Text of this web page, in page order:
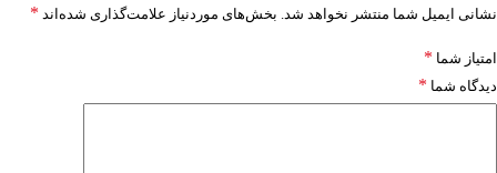
نشانی ایمیل شما منتشر نخواهد شد. بخش‌های موردنیاز علامت‌گذاری شده‌اند *
امتیاز شما *
دیدگاه شما *